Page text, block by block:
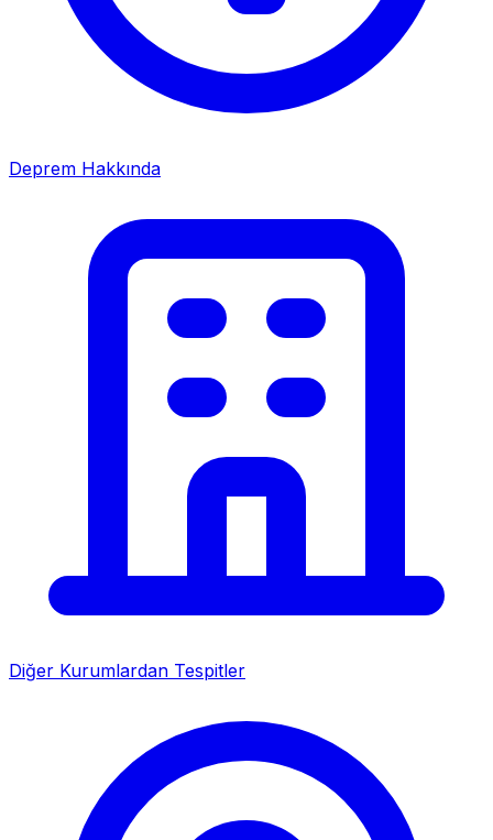
Deprem Hakkında
Diğer Kurumlardan Tespitler